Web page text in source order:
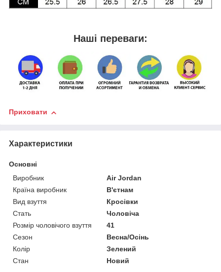
Наші переваги:
Приховати
Характеристики
Основні
Виробник
Air Jordan
Країна виробник
В'єтнам
Вид взуття
Кросівки
Стать
Чоловіча
Розмір чоловічого взуття
41
Сезон
Весна/Осінь
Колір
Зелений
Стан
Новий